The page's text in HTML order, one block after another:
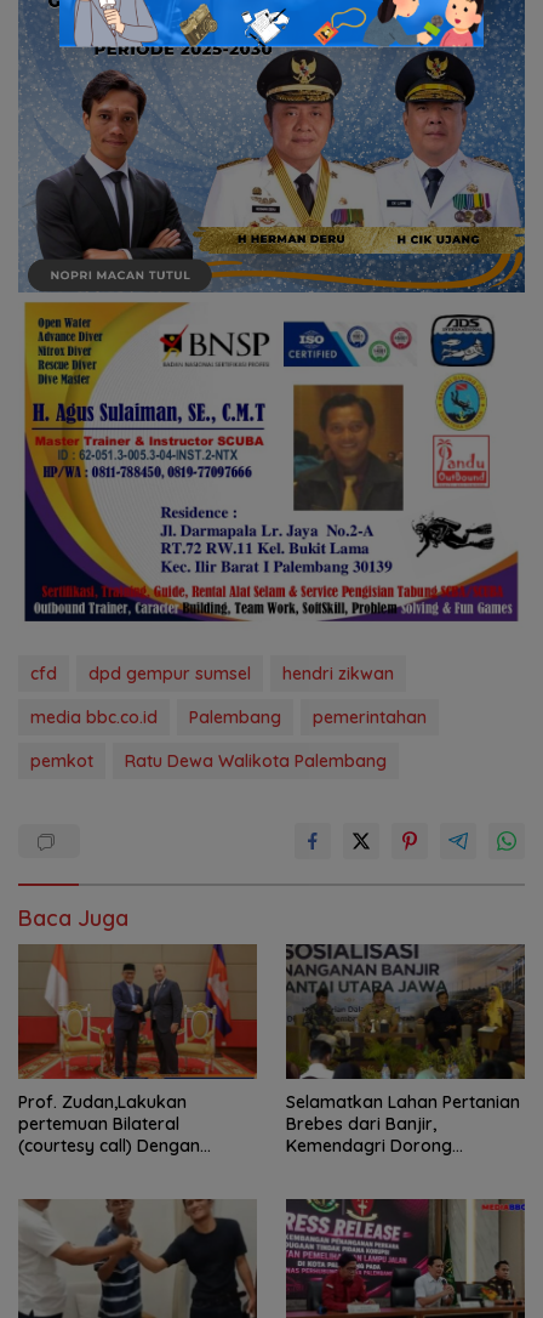
cfd dpd gempur sumsel
hendri zikwan
media bbc.co.id
Palembang
pemerintahan
pemkot
Ratu Dewa Walikota Palembang
Baca Juga
Prof. Zudan,Lakukan
pertemuan Bilateral
(courtesy call) Dengan
Siapkan Indonesia Jadi Pusat
Kolaborasi ASN ASEAN
Selamatkan Lahan Pertanian
Brebes dari Banjir,
Kemendagri Dorong